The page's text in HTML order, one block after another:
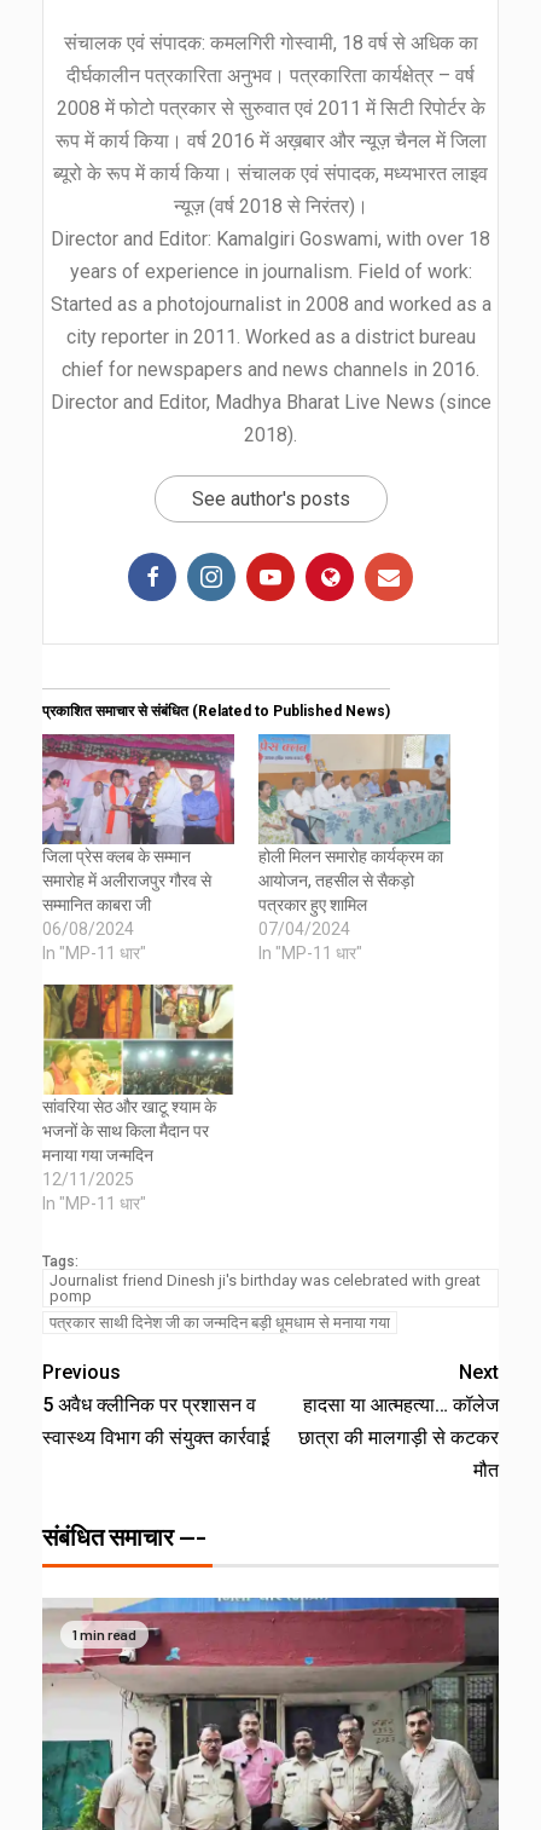
संचालक एवं संपादक: कमलगिरी गोस्वामी, 18 वर्ष से अधिक का
दीर्घकालीन पत्रकारिता अनुभव। पत्रकारिता कार्यक्षेत्र – वर्ष
2008 में फोटो पत्रकार से सुरुवात एवं 2011 में सिटी रिपोर्टर के
रूप में कार्य किया। वर्ष 2016 में अख़बार और न्यूज़ चैनल में जिला
ब्यूरो के रूप में कार्य किया। संचालक एवं संपादक, मध्यभारत लाइव
न्यूज़ (वर्ष 2018 से निरंतर)।
Director and Editor: Kamalgiri Goswami, with over 18
years of experience in journalism. Field of work:
Started as a photojournalist in 2008 and worked as a
city reporter in 2011. Worked as a district bureau
chief for newspapers and news channels in 2016.
Director and Editor, Madhya Bharat Live News (since
2018).
See author's posts
प्रकाशित समाचार से संबंधित (Related to Published News)
जिला प्रेस क्लब के सम्मान
समारोह में अलीराजपुर गौरव से
सम्मानित काबरा जी
06/08/2024
In "MP-11 धार"
होली मिलन समारोह कार्यक्रम का
आयोजन, तहसील से सैकड़ो
पत्रकार हुए शामिल
07/04/2024
In "MP-11 धार"
सांवरिया सेठ और खाटू श्याम के
भजनों के साथ किला मैदान पर
मनाया गया जन्मदिन
12/11/2025
In "MP-11 धार"
Tags:
Journalist friend Dinesh ji's birthday was celebrated with great
pomp
पत्रकार साथी दिनेश जी का जन्मदिन बड़ी धूमधाम से मनाया गया
Previous
5 अवैध क्लीनिक पर प्रशासन व
स्वास्थ्य विभाग की संयुक्त कार्रवाई़
Next
हादसा या आत्महत्या… कॉलेज
छात्रा की मालगाड़ी से कटकर
मौत
संबंधित समाचार ---
1 min read